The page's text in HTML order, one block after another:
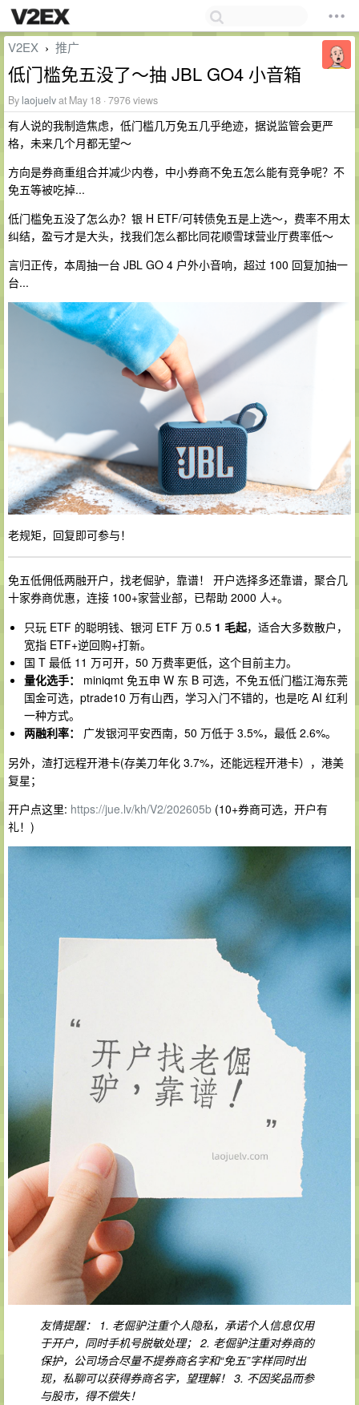
V2EX › 推广
低门槛免五没了～抽 JBL GO4 小音箱
By laojuelvat May 18 · 7976 views
有人说的我制造焦虑，低门槛几万免五几乎绝迹，据说监管会更严
格，未来几个月都无望～
方向是券商重组合并减少内卷，中小券商不免五怎么能有竞争呢？不
免五等被吃掉...
低门槛免五没了怎么办？银 H ETF/可转债免五是上选～，费率不用太
纠结，盈亏才是大头，找我们怎么都比同花顺雪球营业厅费率低～
言归正传，本周抽一台 JBL GO 4 户外小音响，超过 100 回复加抽一
台...
老规矩，回复即可参与！
免五低佣低两融开户，找老倔驴，靠谱！ 开户选择多还靠谱，聚合几
十家券商优惠，连接 100+家营业部，已帮助 2000 人+。
只玩 ETF 的聪明钱、银河 ETF 万 0.5 1 毛起，适合大多数散户，
宽指 ETF+逆回购+打新。
国 T 最低 11 万可开，50 万费率更低，这个目前主力。
量化选手：
miniqmt 免五申 W 东 B 可选，不免五低门槛江海东莞
国金可选，ptrade10 万有山西，学习入门不错的，也是吃 AI 红利
一种方式。
两融利率：
广发银河平安西南，50 万低于 3.5%，最低 2.6%。
另外，渣打远程开港卡(存美刀年化 3.7%，还能远程开港卡），港美
复星；
开户点这里: https://jue.lv/kh/V2/202605b (10+券商可选，开户有
礼！)
友情提醒：
1. 老倔驴注重个人隐私，承诺个人信息仅用
于开户，同时手机号脱敏处理； 2. 老倔驴注重对券商的
保护，公司场合尽量不提券商名字和“免五”字样同时出
现，私聊可以获得券商名字，望理解！ 3. 不因奖品而参
与股市，得不偿失！